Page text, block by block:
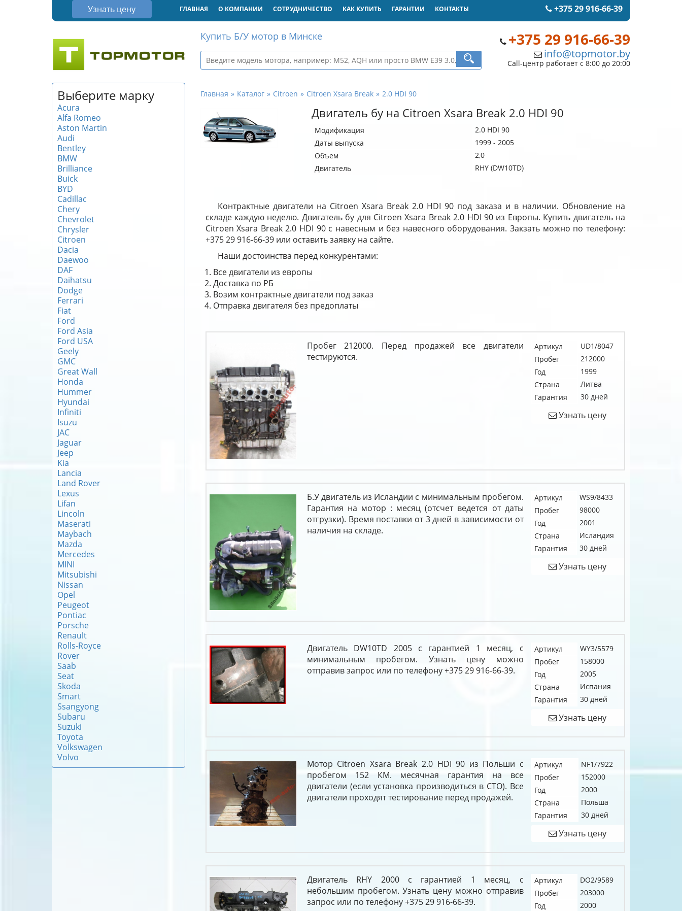
Узнать цену +375 29 916-66-39
ГЛАВНАЯ О КОМПАНИИ СОТРУДНИЧЕСТВО КАК КУПИТЬ ГАРАНТИИ КОНТАКТЫ
+375 29 916-66-39
info@topmotor.by
Call-центр работает с 8:00 до 20:00
Купить Б/У мотор в Минске
Выберите марку
Acura
Alfa Romeo
Aston Martin
Audi
Bentley
BMW
Brilliance
Buick
BYD
Cadillac
Chery
Chevrolet
Chrysler
Citroen
Dacia
Daewoo
DAF
Daihatsu
Dodge
Ferrari
Fiat
Ford
Ford Asia
Ford USA
Geely
GMC
Great Wall
Honda
Hummer
Hyundai
Infiniti
Isuzu
JAC
Jaguar
Jeep
Kia
Lancia
Land Rover
Lexus
Lifan
Lincoln
Maserati
Maybach
Mazda
Mercedes
MINI
Mitsubishi
Nissan
Opel
Peugeot
Pontiac
Porsche
Renault
Rolls-Royce
Rover
Saab
Seat
Skoda
Smart
Ssangyong
Subaru
Suzuki
Toyota
Volkswagen
Volvo
Главная Каталог Citroen Citroen Xsara Break 2.0 HDI 90
Двигатель бу на Citroen Xsara Break 2.0 HDI 90
Модификация
2.0 HDI 90
Даты выпуска
1999 - 2005
Объем
2,0
Двигатель
RHY (DW10TD)
Контрактные двигатели на Citroen Xsara Break 2.0 HDI 90 под заказа и в наличии. Обновление на
складе каждую неделю. Двигатель бу для Citroen Xsara Break 2.0 HDI 90 из Европы. Купить двигатель на
Citroen Xsara Break 2.0 HDI 90 с навесным и без навесного оборудования. Закзать можно по телефону:
+375 29 916-66-39 или оставить заявку на сайте.
Наши достоинства перед конкурентами:
Все двигатели из европы
Доставка по РБ
Возим контрактные двигатели под заказ
Отправка двигателя без предоплаты
Пробег 212000. Перед продажей все двигатели
тестируются.
Артикул
UD1/8047
Пробег
212000
Год
1999
Страна
Литва
Гарантия
30 дней
Узнать цену
Б.У двигатель из Исландии с минимальным пробегом.
Гарантия на мотор : месяц (отсчет ведется от даты
отгрузки). Время поставки от 3 дней в зависимости от
наличия на складе.
Артикул
WS9/8433
Пробег
98000
Год
2001
Страна
Исландия
Гарантия
30 дней
Узнать цену
Двигатель DW10TD 2005 с гарантией 1 месяц, с
минимальным пробегом. Узнать цену можно
отправив запрос или по телефону +375 29 916-66-39.
Артикул
WY3/5579
Пробег
158000
Год
2005
Страна
Испания
Гарантия
30 дней
Узнать цену
Мотор Citroen Xsara Break 2.0 HDI 90 из Польши с
пробегом 152 КМ. месячная гарантия на все
двигатели (если установка производиться в СТО). Все
двигатели проходят тестирование перед продажей.
Артикул
NF1/7922
Пробег
152000
Год
2000
Страна
Польша
Гарантия
30 дней
Узнать цену
Двигатель RHY 2000 с гарантией 1 месяц, с
небольшим пробегом. Узнать цену можно отправив
запрос или по телефону +375 29 916-66-39.
Артикул
DO2/9589
Пробег
203000
Год
2000